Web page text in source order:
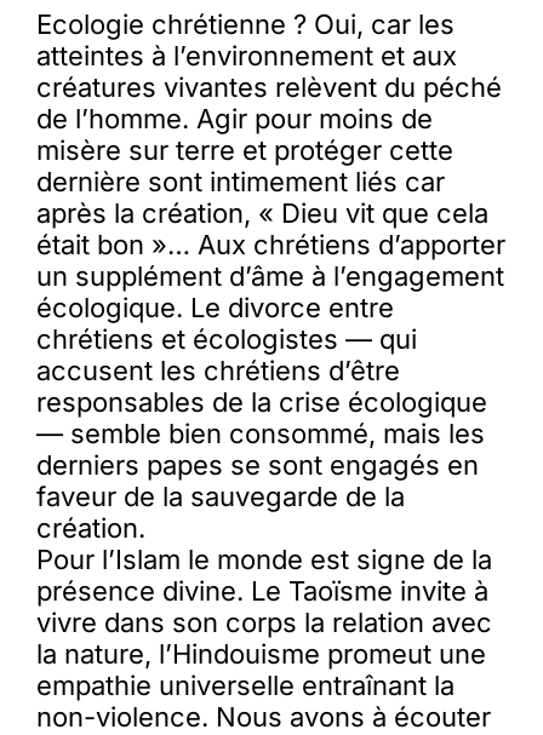
Ecologie chrétienne ? Oui, car les
atteintes à l’environnement et aux
créatures vivantes relèvent du péché
de l’homme. Agir pour moins de
misère sur terre et protéger cette
dernière sont intimement liés car
après la création, « Dieu vit que cela
était bon »… Aux chrétiens d’apporter
un supplément d’âme à l’engagement
écologique. Le divorce entre
chrétiens et écologistes — qui
accusent les chrétiens d’être
responsables de la crise écologique
— semble bien consommé, mais les
derniers papes se sont engagés en
faveur de la sauvegarde de la
création.
Pour l’Islam le monde est signe de la
présence divine. Le Taoïsme invite à
vivre dans son corps la relation avec
la nature, l’Hindouisme promeut une
empathie universelle entraînant la
non-violence. Nous avons à écouter